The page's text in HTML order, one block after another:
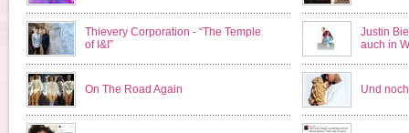
Thievery Corporation - “The Temple
of I&I”
Justin
auch in
On The Road Again Und